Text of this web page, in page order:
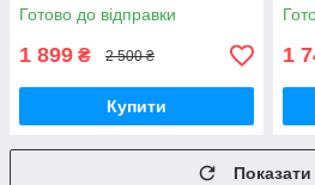
Готово до відправки
1 899 ₴ 2 500 ₴
Купити
1